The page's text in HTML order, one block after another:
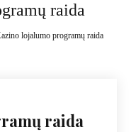
raida
lojalumo programų raida
raida